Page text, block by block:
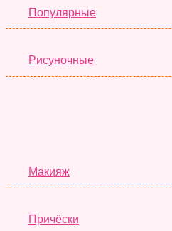
Популярные
Рисуночные
Макияж
Причёски